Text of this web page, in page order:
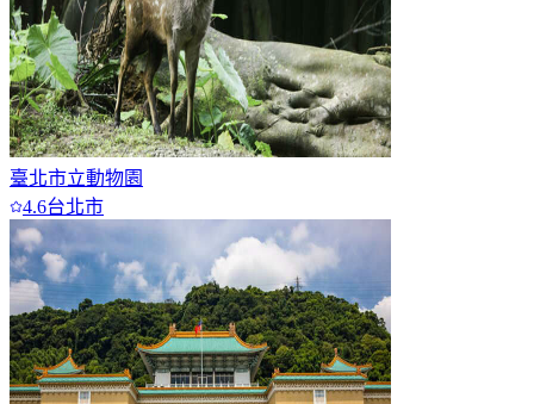
臺北市立動物園
4.6台北市